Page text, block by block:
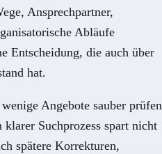
Ansprechpartner,
Abläufe
Entscheidung, die auch über
hat.
Angebote sauber prüfen
Suchprozess spart nicht
spätere Korrekturen,